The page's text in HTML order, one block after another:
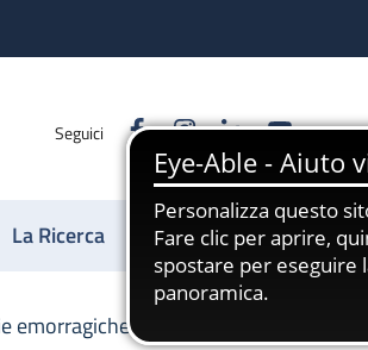
Seguici FacebookInstagram
LinkedinYouTube
La Ricerca Sostienici
emorragiche